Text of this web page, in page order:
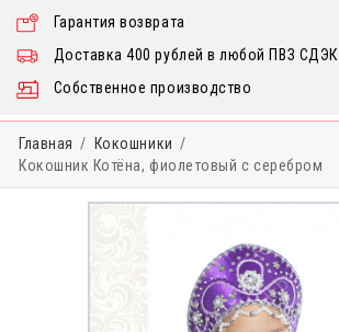
Собственное производство
Гарантия возврата
Доставка 400 рублей в любой ПВЗ СДЭК
Главная
Кокошники
Кокошник Котёна, фиолетовый с серебром